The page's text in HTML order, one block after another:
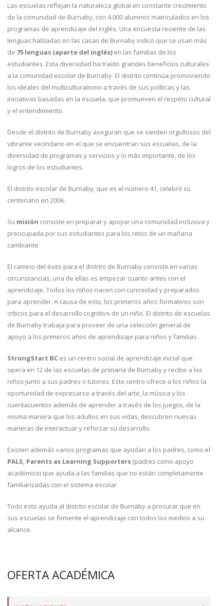
Las escuelas reflejan la naturaleza global en constante crecimiento
de la comunidad de Burnaby, con 4.000 alumnos matriculados en los
programas de aprendizaje del inglés. Una encuesta reciente de las
lenguas habladas en las casas de Burnaby indicó que se usan más
de 75 lenguas (aparte del inglés) en las familias de los
estudiantes. Esta diversidad ha traído grandes beneficios culturales
a la comunidad escolar de Burnaby. El distrito continúa promoviendo
los ideales del multiculturalismo a través de sus políticas y las
iniciativas basadas en la escuela, que promueven el respeto cultural
y el entendimiento.
Desde el distrito de Burnaby aseguran que se sienten orgullosos del
vibrante vecindario en el que se encuentran sus escuelas, de la
diversidad de programas y servicios y lo más importante, de los
logros de los estudiantes.
El distrito escolar de Burnaby, que es el número 41, celebró su
centenario en 2006.
Su misión consiste en preparar y apoyar una comunidad inclusiva y
preocupada por sus estudiantes para los retos de un mañana
cambiante.
El camino del éxito para el distrito de Burnaby consiste en varias
circunstancias, una de ellas es empezar cuanto antes con el
aprendizaje. Todos los niños nacen con curiosidad y preparados
para aprender. A causa de esto, los primeros años formativos son
críticos para el desarrollo cognitivo de un niño. El distrito de escuelas
de Burnaby trabaja para proveer de una selección general de
apoyo a los primeros años de aprendizaje para niños y familias.
StrongStart BC es un centro social de aprendizaje inicial que
opera en 12 de las escuelas de primaria de Burnaby y recibe a los
niños junto a sus padres o tutores. Este centro ofrece a los niños la
oportunidad de expresarse a través del arte, la música y los
cuentacuentos además de aprender a través de los juegos, de la
misma manera que los adultos en sus vidas, descubren nuevas
maneras de interactuar y reforzar su desarrollo.
Existen además varios programas que ayudan a los padres, como el
PALS, Parents as Learning Supporters (padres como apoyo
académico) que ayuda a las familias que no están completamente
familiarizadas con el sistema escolar.
Todo esto ayuda al distrito escolar de Burnaby a procurar que en
sus escuelas se fomente el aprendizaje con todos los medios a su
alcance.
OFERTA ACADÉMICA